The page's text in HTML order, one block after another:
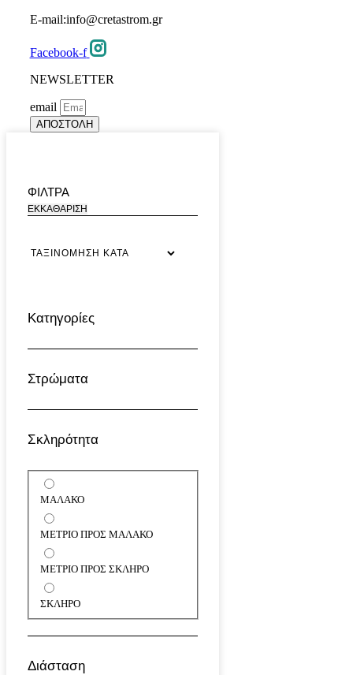
E-mail:info@cretastrom.gr
Facebook-f
NEWSLETTER
email
ΑΠΟΣΤΟΛΗ
ΦΙΛΤΡΑ
ΕΚΚΑΘΑΡΙΣΗ
Κατηγορίες
Στρώματα
Σκληρότητα
ΜΑΛΑΚΟ
ΜΕΤΡΙΟ ΠΡΟΣ ΜΑΛΑΚΟ
ΜΕΤΡΙΟ ΠΡΟΣ ΣΚΛΗΡΟ
ΣΚΛΗΡΟ
Διάσταση